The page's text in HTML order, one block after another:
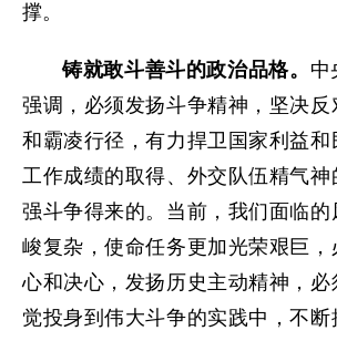
撑。
铸就敢斗善斗的政治品格。 中
强调，必须发扬斗争精神，坚决
和霸凌行径，有力捍卫国家利益和
工作成绩的取得、外交队伍精气神
强斗争得来的。当前，我们面临
峻复杂，使命任务更加光荣艰巨
心和决心，发扬历史主动精神，必
觉投身到伟大斗争的实践中，不断